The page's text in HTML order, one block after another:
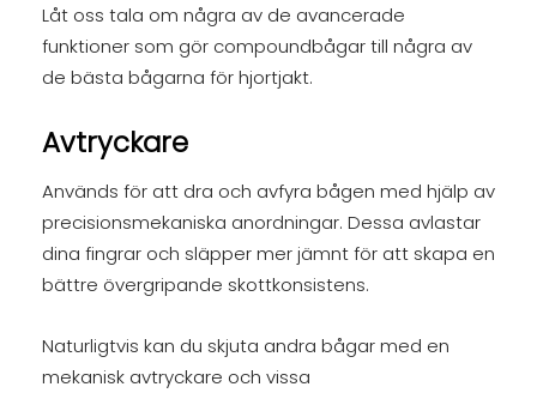
Låt oss tala om några av de avancerade
funktioner som gör compoundbågar till några av
de bästa bågarna för hjortjakt.
Avtryckare
Används för att dra och avfyra bågen med hjälp av
precisionsmekaniska anordningar. Dessa avlastar
dina fingrar och släpper mer jämnt för att skapa en
bättre övergripande skottkonsistens.
Naturligtvis kan du skjuta andra bågar med en
mekanisk avtryckare och vissa